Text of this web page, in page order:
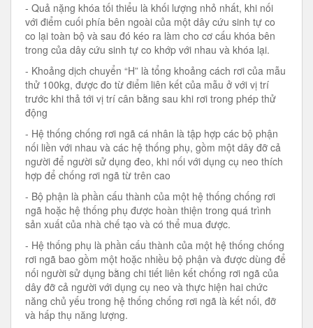
- Quả nặng khóa tối thiểu là khối lượng nhỏ nhất, khi nối
với điểm cuối phía bên ngoài của một dây cứu sinh tự co
co lại toàn bộ và sau đó kéo ra làm cho cơ cấu khóa bên
trong của dây cứu sinh tự co khớp với nhau và khóa lại.
- Khoảng dịch chuyển “H” là tổng khoảng cách rơi của mẫu
thử 100kg, được đo từ điểm liên kết của mẫu ở với vị trí
trước khi thả tới vị trí cân bằng sau khi rơi trong phép thử
động
- Hệ thống chống rơi ngã cá nhân là tập hợp các bộ phận
nối liền với nhau và các hệ thống phụ, gồm một dây đỡ cả
người để người sử dụng đeo, khi nối với dụng cụ neo thích
hợp để chống rơi ngã từ trên cao
- Bộ phận là phần cấu thành của một hệ thống chống rơi
ngã hoặc hệ thống phụ được hoàn thiện trong quá trình
sản xuất của nhà chế tạo và có thể mua được.
- Hệ thống phụ là phần cấu thành của một hệ thống chống
rơi ngã bao gồm một hoặc nhiều bộ phận và được dùng để
nối người sử dụng bằng chi tiết liên kết chống rơi ngã của
dây đỡ cả người với dụng cụ neo và thực hiện hai chức
năng chủ yếu trong hệ thống chống rơi ngã là kết nối, đỡ
và hấp thụ năng lượng.